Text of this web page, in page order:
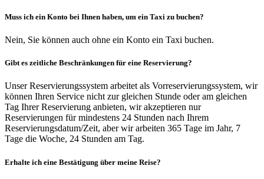
Muss ich ein Konto bei Ihnen haben, um ein Taxi zu buchen?
Nein, Sie können auch ohne ein Konto ein Taxi buchen.
Gibt es zeitliche Beschränkungen für eine Reservierung?
Unser Reservierungssystem arbeitet als Vorreservierungssystem, wir
können Ihren Service nicht zur gleichen Stunde oder am gleichen
Tag Ihrer Reservierung anbieten, wir akzeptieren nur
Reservierungen für mindestens 24 Stunden nach Ihrem
Reservierungsdatum/Zeit, aber wir arbeiten 365 Tage im Jahr, 7
Tage die Woche, 24 Stunden am Tag.
Erhalte ich eine Bestätigung über meine Reise?